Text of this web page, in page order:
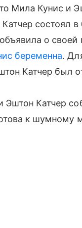
Мила Кунис и
Катчер состоял
о своей
беременна.
Катчер был
Эштон Катчер
к шумному